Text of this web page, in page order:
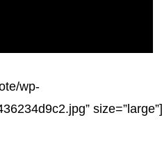
wp-
size=”large”]